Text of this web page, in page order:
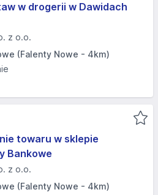
w drogerii w Dawidach
z o.o.
(Falenty Nowe - 4km)
towaru w sklepie
Bankowe
z o.o.
(Falenty Nowe - 4km)